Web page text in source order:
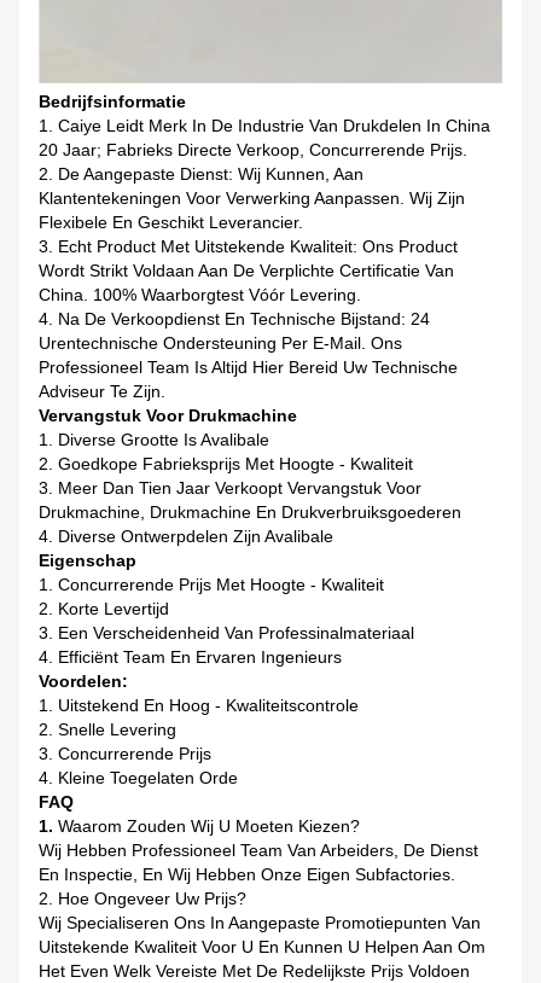
Bedrijfsinformatie
1. Caiye Leidt Merk In De Industrie Van Drukdelen In China
20 Jaar; Fabrieks Directe Verkoop, Concurrerende Prijs.
2. De Aangepaste Dienst: Wij Kunnen, Aan
Klantentekeningen Voor Verwerking Aanpassen. Wij Zijn
Flexibele En Geschikt Leverancier.
3. Echt Product Met Uitstekende Kwaliteit: Ons Product
Wordt Strikt Voldaan Aan De Verplichte Certificatie Van
China. 100% Waarborgtest Vóór Levering.
4. Na De Verkoopdienst En Technische Bijstand: 24
Urentechnische Ondersteuning Per E-Mail. Ons
Professioneel Team Is Altijd Hier Bereid Uw Technische
Adviseur Te Zijn.
Vervangstuk Voor Drukmachine
1. Diverse Grootte Is Avalibale
2. Goedkope Fabrieksprijs Met Hoogte - Kwaliteit
3. Meer Dan Tien Jaar Verkoopt Vervangstuk Voor
Drukmachine, Drukmachine En Drukverbruiksgoederen
4. Diverse Ontwerpdelen Zijn Avalibale
Eigenschap
1. Concurrerende Prijs Met Hoogte - Kwaliteit
2. Korte Levertijd
3. Een Verscheidenheid Van Professinalmateriaal
4. Efficiënt Team En Ervaren Ingenieurs
Voordelen:
1. Uitstekend En Hoog - Kwaliteitscontrole
2. Snelle Levering
3. Concurrerende Prijs
4. Kleine Toegelaten Orde
FAQ
1. Waarom Zouden Wij U Moeten Kiezen?
Wij Hebben Professioneel Team Van Arbeiders, De Dienst
En Inspectie, En Wij Hebben Onze Eigen Subfactories.
2. Hoe Ongeveer Uw Prijs?
Wij Specialiseren Ons In Aangepaste Promotiepunten Van
Uitstekende Kwaliteit Voor U En Kunnen U Helpen Aan Om
Het Even Welk Vereiste Met De Redelijkste Prijs Voldoen